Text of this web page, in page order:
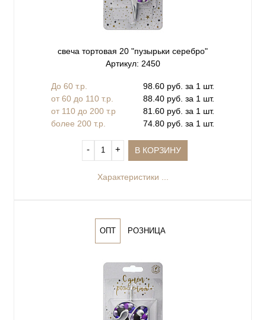
свеча тортовая 20 "пузырьки серебро"
Артикул: 2450
До 60 т.р.
98.60 руб. за 1 шт.
от 60 до 110 т.р.
88.40 руб. за 1 шт.
от 110 до 200 т.р
81.60 руб. за 1 шт.
более 200 т.р.
74.80 руб. за 1 шт.
‐ + В КОРЗИНУ
Характеристики ...
ОПТ РОЗНИЦА